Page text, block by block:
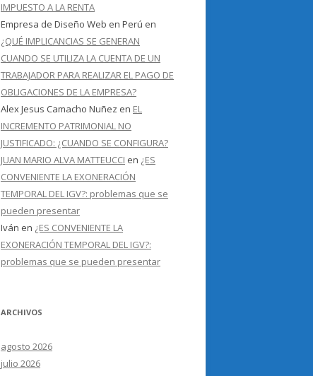
IMPUESTO A LA RENTA
Empresa de Diseño Web en Perú en
¿QUÉ IMPLICANCIAS SE GENERAN
CUANDO SE UTILIZA LA CUENTA DE UN
TRABAJADOR PARA REALIZAR EL PAGO DE
OBLIGACIONES DE LA EMPRESA?
Alex Jesus Camacho Nuñez en EL
INCREMENTO PATRIMONIAL NO
JUSTIFICADO: ¿CUANDO SE CONFIGURA?
JUAN MARIO ALVA MATTEUCCI en ¿ES
CONVENIENTE LA EXONERACIÓN
TEMPORAL DEL IGV?: problemas que se
pueden presentar
Iván en ¿ES CONVENIENTE LA
EXONERACIÓN TEMPORAL DEL IGV?:
problemas que se pueden presentar
ARCHIVOS
agosto 2026
julio 2026